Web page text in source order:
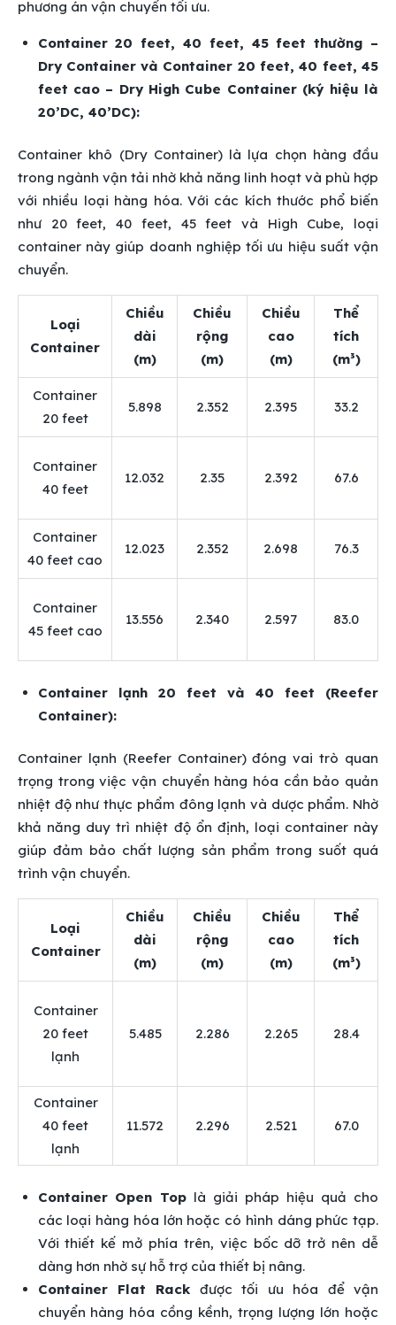
phương án vận chuyển tối ưu.
Container 20 feet, 40 feet, 45 feet thường –
Dry Container và Container 20 feet, 40 feet, 45
feet cao – Dry High Cube Container (ký hiệu là
20’DC, 40’DC):
Container khô (Dry Container) là lựa chọn hàng đầu
trong ngành vận tải nhờ khả năng linh hoạt và phù hợp
với nhiều loại hàng hóa. Với các kích thước phổ biến
như 20 feet, 40 feet, 45 feet và High Cube, loại
container này giúp doanh nghiệp tối ưu hiệu suất vận
chuyển.
Loại
Container
Chiều
dài
(m)
Chiều
rộng
(m)
Chiều
cao
(m)
Thể
tích
(m³)
Container
20 feet
5.898 2.352 2.395 33.2
Container
40 feet
12.032 2.35 2.392 67.6
Container
40 feet cao
12.023 2.352 2.698 76.3
Container
45 feet cao
13.556 2.340 2.597 83.0
Container lạnh 20 feet và 40 feet (Reefer
Container):
Container lạnh (Reefer Container) đóng vai trò quan
trọng trong việc vận chuyển hàng hóa cần bảo quản
nhiệt độ như thực phẩm đông lạnh và dược phẩm. Nhờ
khả năng duy trì nhiệt độ ổn định, loại container này
giúp đảm bảo chất lượng sản phẩm trong suốt quá
trình vận chuyển.
Loại
Container
Chiều
dài
(m)
Chiều
rộng
(m)
Chiều
cao
(m)
Thể
tích
(m³)
Container
20 feet
lạnh
5.485 2.286 2.265 28.4
Container
40 feet
lạnh
11.572 2.296 2.521 67.0
Container Open Top là giải pháp hiệu quả cho
các loại hàng hóa lớn hoặc có hình dáng phức tạp.
Với thiết kế mở phía trên, việc bốc dỡ trở nên dễ
dàng hơn nhờ sự hỗ trợ của thiết bị nâng.
Container Flat Rack được tối ưu hóa để vận
chuyển hàng hóa cồng kềnh, trọng lượng lớn hoặc